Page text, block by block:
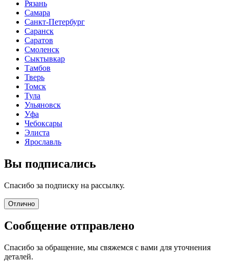
Рязань
Самара
Санкт-Петербург
Саранск
Саратов
Смоленск
Сыктывкар
Тамбов
Тверь
Томск
Тула
Ульяновск
Уфа
Чебоксары
Элиста
Ярославль
Вы подписались
Спасибо за подписку на рассылку.
Отлично
Сообщение отправлено
Спасибо за обращение, мы свяжемся с вами для уточнения
деталей.